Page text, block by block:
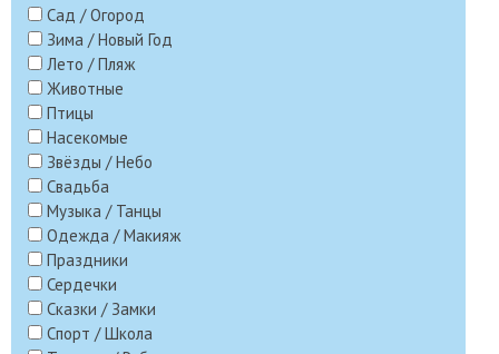
Сад / Огород
Зима / Новый Год
Лето / Пляж
Животные
Птицы
Насекомые
Звёзды / Небо
Свадьба
Музыка / Танцы
Одежда / Макияж
Праздники
Сердечки
Сказки / Замки
Спорт / Школа